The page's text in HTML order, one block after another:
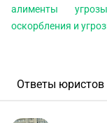
алименты угрозы
оскорбления и
Ответы юристов